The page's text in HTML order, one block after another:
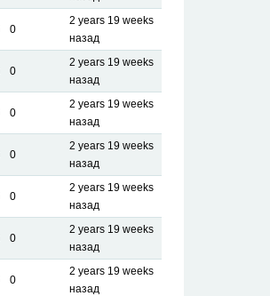
0
2 years 19 weeks
назад
0
2 years 19 weeks
назад
0
2 years 19 weeks
назад
0
2 years 19 weeks
назад
0
2 years 19 weeks
назад
0
2 years 19 weeks
назад
0
2 years 19 weeks
назад